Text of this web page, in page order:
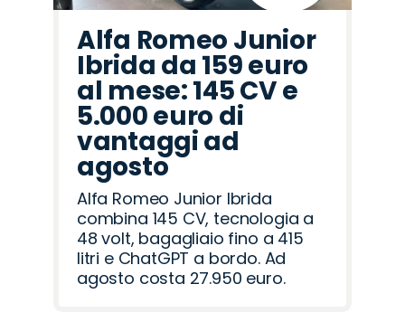
Alfa Romeo Junior
Ibrida da 159 euro
al mese: 145 CV e
5.000 euro di
vantaggi ad
agosto
Alfa Romeo Junior Ibrida
combina 145 CV, tecnologia a
48 volt, bagagliaio fino a 415
litri e ChatGPT a bordo. Ad
agosto costa 27.950 euro.